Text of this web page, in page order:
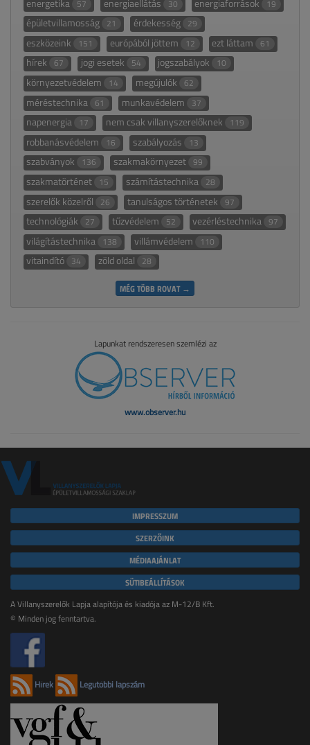
energetika 57 energiaellátás 30 energiaforrások 19
épületvillamosság 21 érdekesség 29
eszközeink 151 európából jöttem 12 ezt láttam 61
hírek 67 jogi esetek 54 jogszabályok 10
környezetvédelem 14 megújulók 62
méréstechnika 61 munkavédelem 37
napenergia 17 nem csak villanyszerelőknek 119
robbanásvédelem 16 szabályozás 13
szabványok 136 szakmakörnyezet 99
szakmatörténet 15 számítástechnika 28
szerelők közelről 26 tanulságos történetek 97
technológiák 27 tűzvédelem 52 vezérléstechnika 97
világítástechnika 138 villámvédelem 110
vitaindító 34 zöld oldal 28
MÉG TÖBB ROVAT →
Lapunkat rendszeresen szemlézi az
www.observer.hu
IMPRESSZUM
SZERZŐINK
MÉDIAAJÁNLAT
SÜTIBEÁLLÍTÁSOK
A Villanyszerelők Lapja alapítója és kiadója az M-12/B Kft.
© Minden jog fenntartva.
Hírek Legutóbbi lapszám